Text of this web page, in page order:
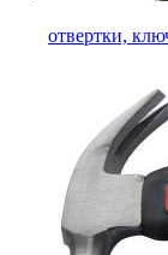
отвертки,